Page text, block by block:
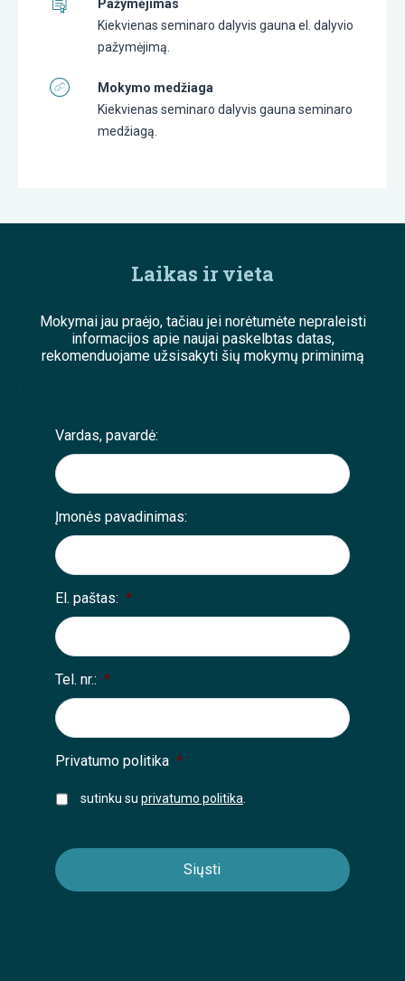
Pažymėjimas
Kiekvienas seminaro dalyvis gauna el. dalyvio
pažymėjimą.
Mokymo medžiaga
Kiekvienas seminaro dalyvis gauna seminaro
medžiagą.
Laikas ir vieta
Mokymai jau praėjo, tačiau jei norėtumėte nepraleisti
informacijos apie naujai paskelbtas datas,
rekomenduojame užsisakyti šių mokymų priminimą
;
Vardas, pavardė:
Įmonės pavadinimas:
El. paštas: *
Tel. nr.: *
Privatumo politika *
sutinku su privatumo politika